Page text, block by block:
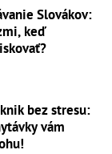
Slovákov:
keď
bez stresu:
vám